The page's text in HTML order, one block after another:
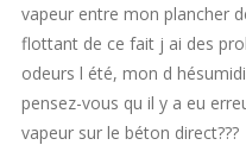
vapeur entre mon plancher
flottant de ce fait j ai des
odeurs l été, mon d
pensez-vous qu il y a eu
vapeur sur le béton direct???